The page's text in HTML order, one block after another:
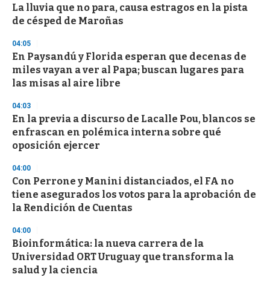
La lluvia que no para, causa estragos en la pista
de césped de Maroñas
04:05
En Paysandú y Florida esperan que decenas de
miles vayan a ver al Papa; buscan lugares para
las misas al aire libre
04:03
En la previa a discurso de Lacalle Pou, blancos se
enfrascan en polémica interna sobre qué
oposición ejercer
04:00
Con Perrone y Manini distanciados, el FA no
tiene asegurados los votos para la aprobación de
la Rendición de Cuentas
04:00
Bioinformática: la nueva carrera de la
Universidad ORT Uruguay que transforma la
salud y la ciencia